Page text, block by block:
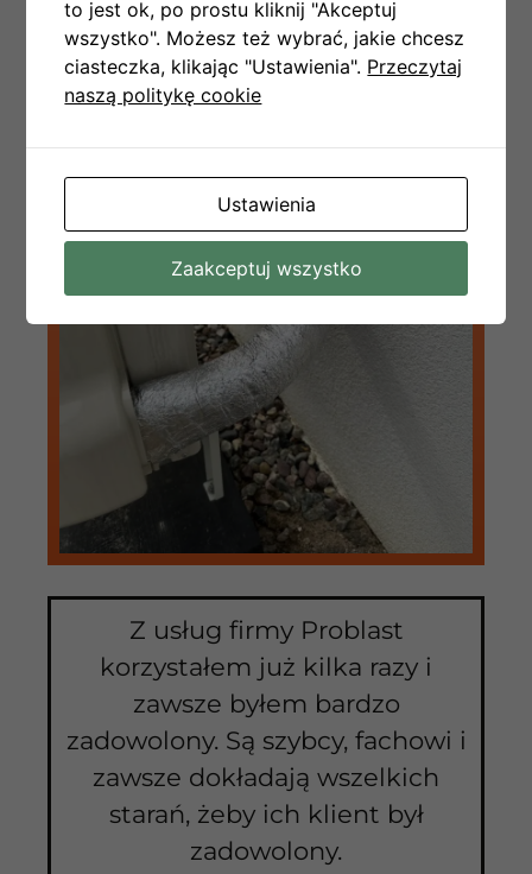
Z usług firmy Problast
korzystałem już kilka razy i
zawsze byłem bardzo
zadowolony. Są szybcy, fachowi i
zawsze dokładają wszelkich
starań, żeby ich klient był
zadowolony.
to jest ok, po prostu kliknij "Akceptuj
wszystko". Możesz też wybrać, jakie chcesz
ciasteczka, klikając "Ustawienia". Przeczytaj
naszą politykę cookie
Ustawienia
Zaakceptuj wszystko